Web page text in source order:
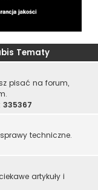
Tematy
pisać na forum,
335367
techniczne.
artykuły i